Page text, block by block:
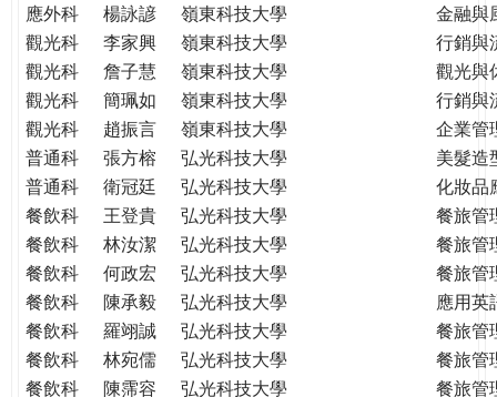
應外科
楊詠諺 嶺東科技大學
金融與
觀光科
李家興 嶺東科技大學
行銷與
觀光科
詹子慧 嶺東科技大學
觀光與
觀光科
簡珮如 嶺東科技大學
行銷與
觀光科
趙振言 嶺東科技大學
企業管
普通科
張方榕 弘光科技大學
美髮造
普通科
衛冠廷 弘光科技大學
化妝品
餐飲科
王登貴 弘光科技大學
餐旅管
餐飲科
林汝潔 弘光科技大學
餐旅管
餐飲科
何政宏 弘光科技大學
餐旅管
餐飲科
陳承毅 弘光科技大學
應用英
餐飲科
羅翊誠 弘光科技大學
餐旅管
餐飲科
林宛儒 弘光科技大學
餐旅管
餐飲科
陳霈容 弘光科技大學
餐旅管